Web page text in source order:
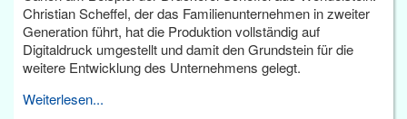
Christian Scheffel, der das Familienunternehmen in zweiter
Generation führt, hat die Produktion vollständig auf
Digitaldruck umgestellt und damit den Grundstein für die
weitere Entwicklung des Unternehmens gelegt.
Weiterlesen...